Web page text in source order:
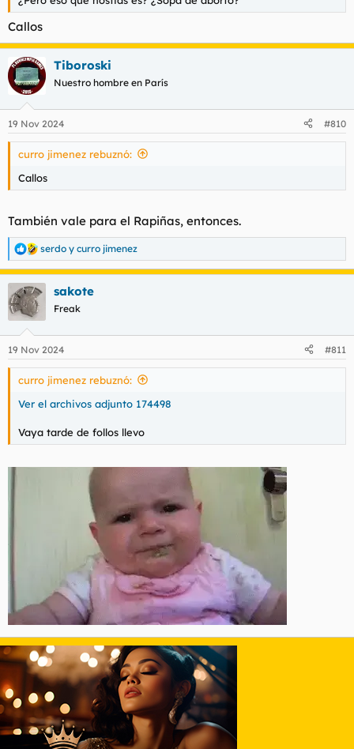
Callos
Tiboroski
Nuestro hombre en París
19 Nov 2024 #810
curro jimenez rebuznó:
Callos
También vale para el Rapiñas, entonces.
R
e
a
c
c
i
e
s
serdo y curro jimenez
sakote
Freak
19 Nov 2024 #811
curro jimenez rebuznó:
Ver el archivos adjunto 174498
Vaya tarde de follos llevo